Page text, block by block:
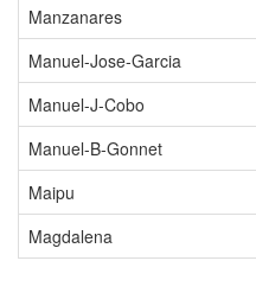
Manzanares
Manuel-Jose-Garcia
Manuel-J-Cobo
Manuel-B-Gonnet
Maipu
Magdalena